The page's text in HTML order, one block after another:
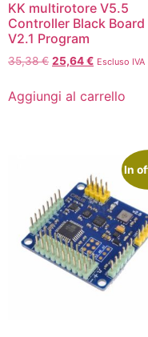
KK multirotore V5.5
Controller Black Board
V2.1 Program
35,38€ 25,64€ Escluso IVA
Aggiungi al carrello
In